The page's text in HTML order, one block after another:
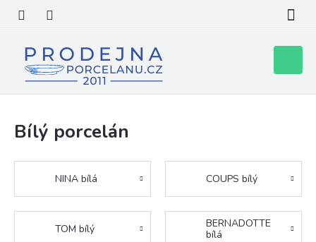
obsah
košík
Bílý porcelán
NINA bílá COUPS bílý
TOM bílý
BERNADOTTE
bílá